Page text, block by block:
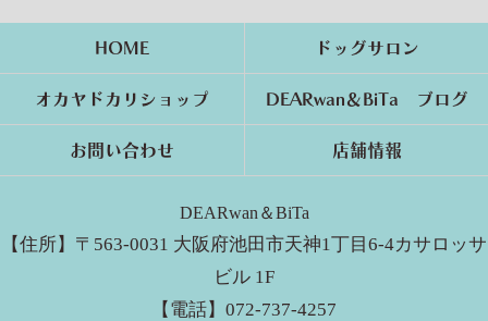
HOME ドッグサロン
オカヤドカリショップ DEARwan＆BiTa ブログ
お問い合わせ 店舗情報
DEARwan＆BiTa
【住所】〒563-0031 大阪府池田市天神1丁目6-4カサロッサ
ビル 1F
【電話】072-737-4257